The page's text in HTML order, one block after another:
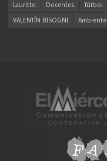
Lauritto
Docentes fútbol
VALENTÍN BISOGNI
Ambiente